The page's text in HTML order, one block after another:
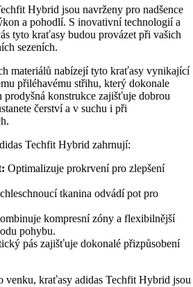
Hybrid jsou navrženy pro nadšence
a pohodlí. S inovativní technologií a
tyto kraťasy budou provázet při vašich
sezeních.
materiálů nabízejí tyto kraťasy vynikající
přiléhavému střihu, který dokonale
prodyšná konstrukce zajišťuje dobrou
čerství a v suchu i při
Techfit Hybrid zahrnují:
Optimalizuje prokrvení pro zlepšení
tkanina odvádí pot pro
kompresní zóny a flexibilnější
pohybu.
pás zajišťuje dokonalé přizpůsobení
venku, kraťasy adidas Techfit Hybrid jsou